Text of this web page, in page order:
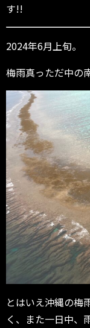
す!!
2024年6月上旬。
梅雨真っただ中の
とはいえ沖縄の梅
く、また一日中、